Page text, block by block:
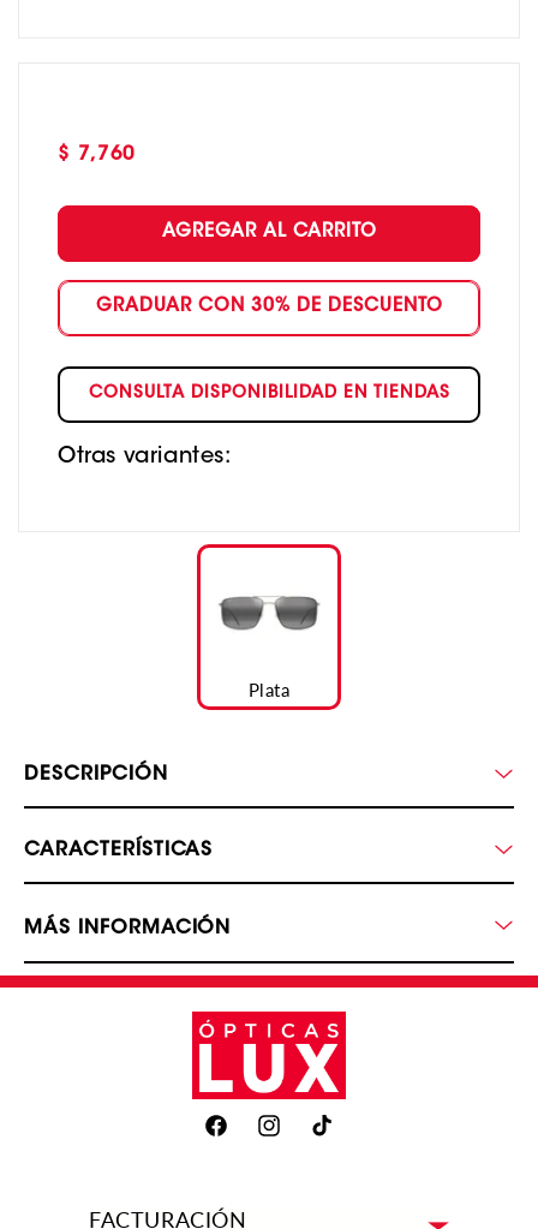
Precio
$ 7,760
AGREGAR AL CARRITO
GRADUAR CON 30% DE DESCUENTO
CONSULTA DISPONIBILIDAD EN TIENDAS
Otras variantes:
Plata
DESCRIPCIÓN
CARACTERÍSTICAS
MÁS INFORMACIÓN
FacebookInstagramTikTok
FACTURACIÓN